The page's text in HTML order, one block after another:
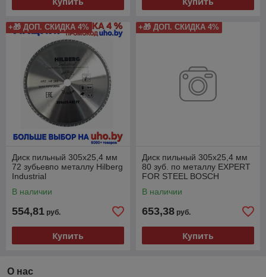
+🎁 ДОП. СКИДКА 4%
Диск пильный 305x25,4 мм
72 зубьевпо металлу Hilberg
Industrial
В наличии
554,81 руб.
Купить
+🎁 ДОП. СКИДКА 4%
Диск пильный 305х25,4 мм
80 зуб. по металлу EXPERT
FOR STEEL BOSCH
В наличии
653,38 руб.
Купить
О нас